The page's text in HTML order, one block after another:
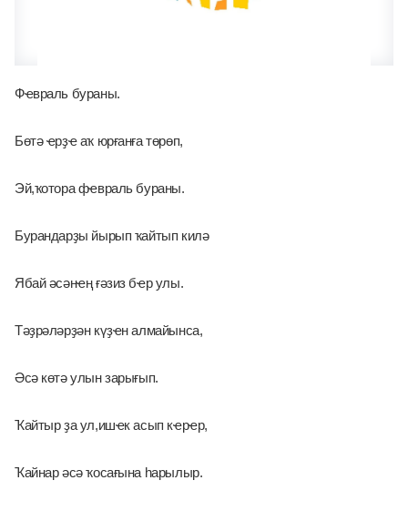
Фҽвраль бураны.
Бөтә ҽрҙҽ аҡ юрғанға төрөп,
Эй,ҡотора фҽвраль бураны.
Бурандарҙы йырып ҡайтып килә
Ябай әсәнҽң ғәзиз бҽр улы.
Тәҙрәләрҙән күҙҽн алмайынса,
Әсә көтә улын зарығып.
Ҡайтыр ҙа ул,ишҽк асып кҽрҽр,
Ҡайнар әсә ҡосағына һарылыр.